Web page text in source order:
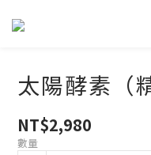
太陽酵素（
NT$2,980
數量